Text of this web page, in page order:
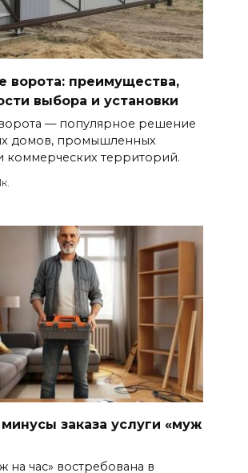
ворота: преимущества,
выбора и установки
— популярное решение
домов, промышленных
коммерческих территорий.
заказа услуги «муж
на час» востребована в